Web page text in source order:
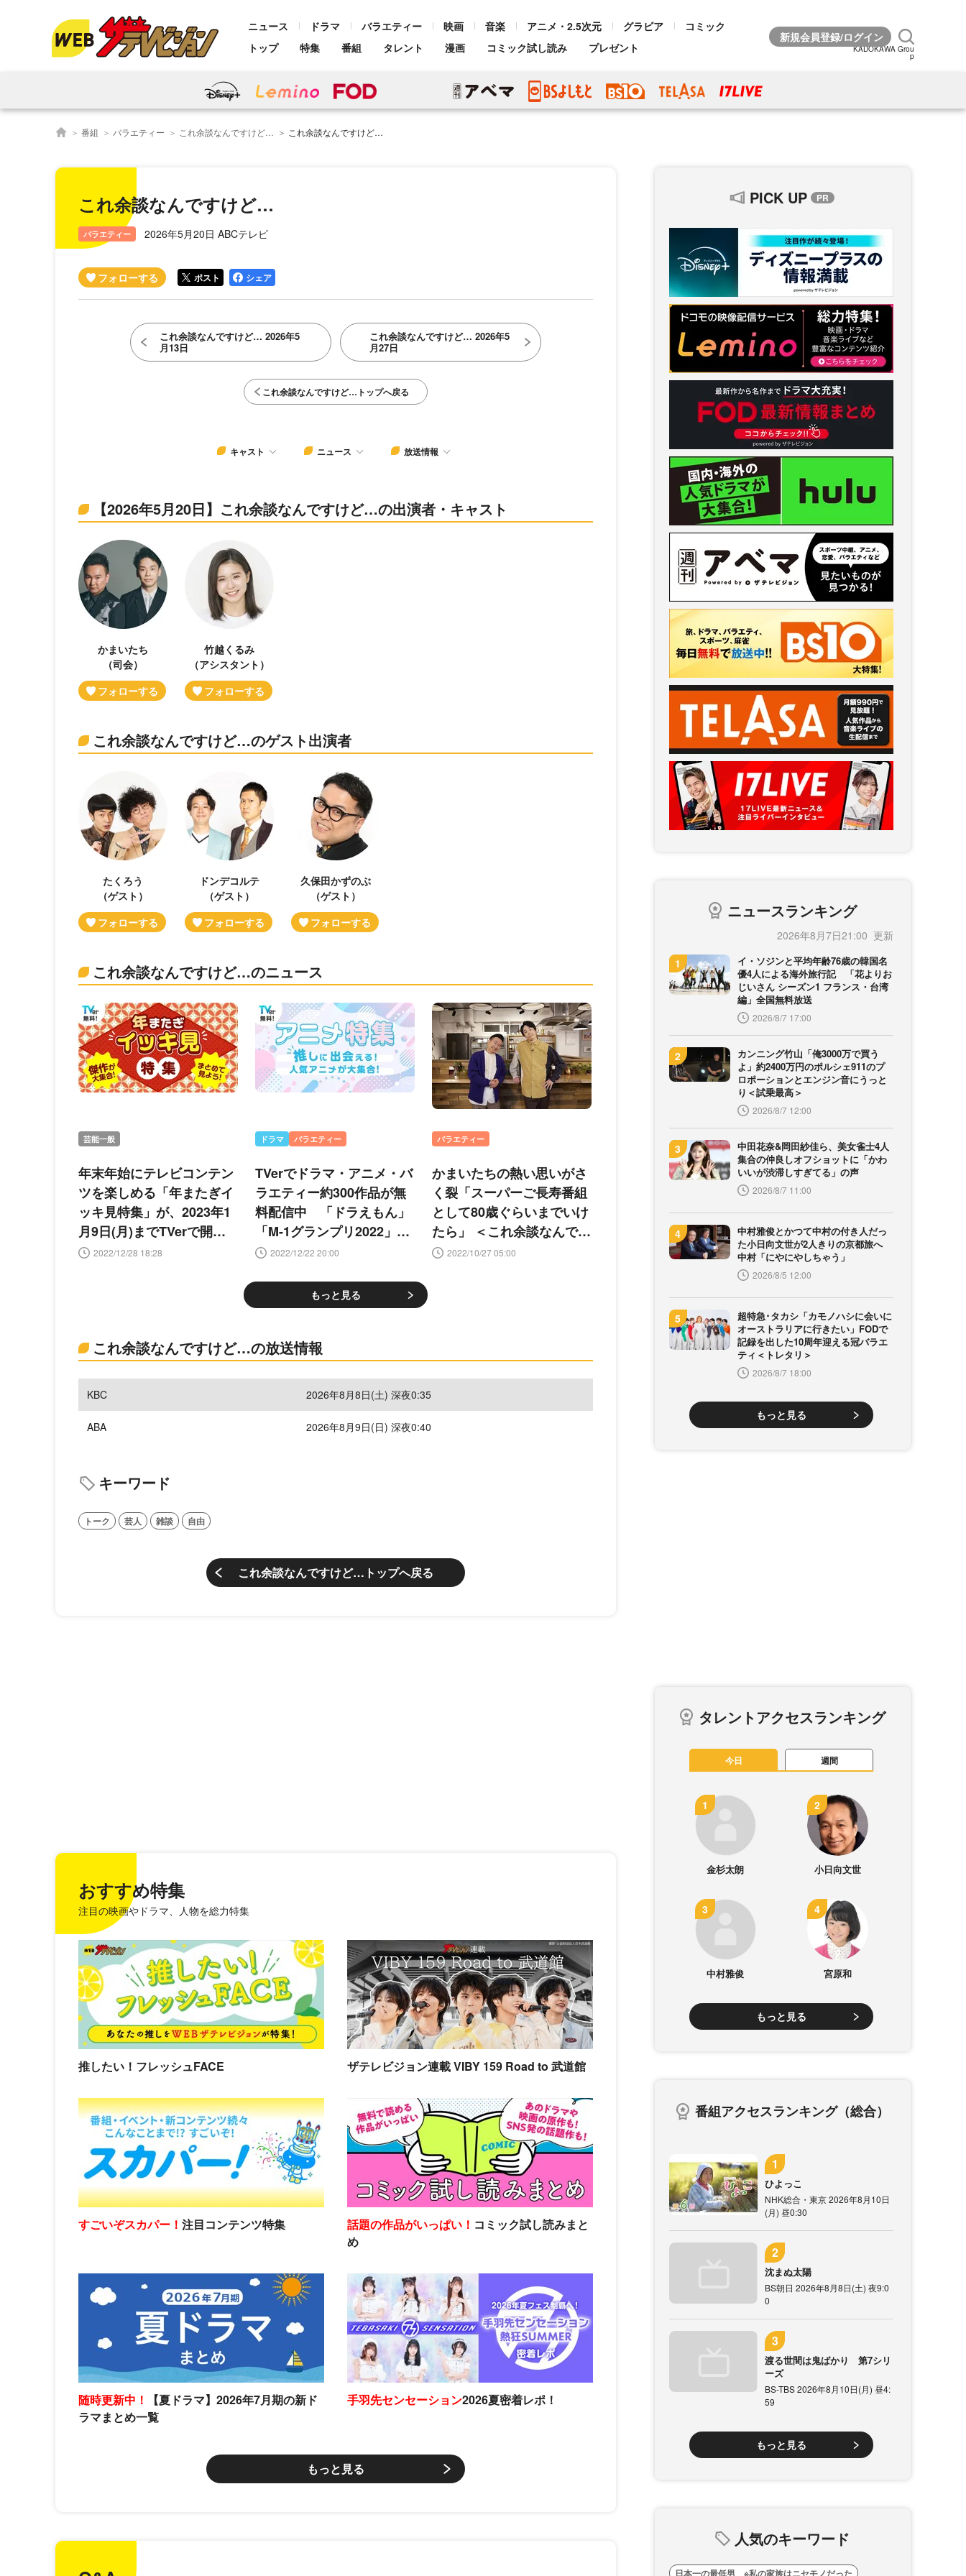
ニュース ドラマ バラエティー 映画 音楽 アニメ・2.5次元 グラビア
コミック
トップ
特集 番組 タレント 漫画 コミック試し読み プレゼント KADOKAWA Grou
p
番組 バラエティー これ余談なんですけど… これ余談なんですけど…
これ余談なんですけど…
バラエティー 2026年5月20日 ABCテレビ
ポスト シェア
これ余談なんですけど… 2026年5
月13日
これ余談なんですけど… 2026年5
月27日
これ余談なんですけど…トップへ戻る
キャスト ニュース 放送情報
【2026年5月20日】これ余談なんですけど…の出演者・キャスト
かまいたち
（司会）
竹越くるみ
（アシスタント）
これ余談なんですけど…のゲスト出演者
たくろう
（ゲスト）
ドンデコルテ
（ゲスト）
久保田かずのぶ
（ゲスト）
これ余談なんですけど…のニュース
芸能一般
年末年始にテレビコンテン
ツを楽しめる「年またぎイ
ッキ見特集」が、2023年1
月9日(月)までTVerで開催
中 2022/12/28 18:28
ドラマ バラエティー
TVerでドラマ・アニメ・バ
ラエティー約300作品が無
料配信中 「ドラえもん」
「M-1グランプリ2022」な
ども2022/12/22 20:00
バラエティー
かまいたちの熱い思いがさ
く裂「スーパーご長寿番組
として80歳ぐらいまでいけ
たら」 ＜これ余談なんです
けど…＞
2022/10/27 05:00
もっと見る
これ余談なんですけど…の放送情報
KBC 2026年8月8日(土) 深夜0:35
ABA 2026年8月9日(日) 深夜0:40
キーワード
トーク 芸人 雑談 自由
これ余談なんですけど…トップへ戻る
おすすめ特集
注目の映画やドラマ、人物を総力特集
推したい！フレッシュFACE ザテレビジョン連載 VIBY 159 Road to 武道館
すごいぞスカパー！ 注目コンテンツ特集 話題の作品がいっぱい！ コミック試し読みまと
め
随時更新中！
【夏ドラマ】2026年7月期の新ド
ラマまとめ一覧
手羽先センセーション2026夏密着レポ！
もっと見る
PICK UP
ニュースランキング
2026年8月7日21:00
イ・ソジンと平均年齢76歳の韓国名
優4人による海外旅行記 「花よりお
じいさん シーズン1 フランス・台湾
編」全国無料放送
2026/8/7 17:00
カンニング竹山「俺3000万で買う
よ」約2400万円のポルシェ911のプ
ロポーションとエンジン音にうっと
り＜試乗最高＞
2026/8/7 12:00
中田花奈&岡田紗佳ら、美女雀士4人
集合の仲良しオフショットに「かわ
いいが渋滞しすぎてる」の声
2026/8/7 11:00
中村雅俊とかつて中村の付き人だっ
た小日向文世が2人きりの京都旅へ
中村「にやにやしちゃう」
2026/8/5 12:00
超特急･タカシ「カモノハシに会いに
オーストラリアに行きたい」FODで
記録を出した10周年迎える冠バラエ
ティ＜トレタリ＞
2026/8/7 18:00
もっと見る
タレントアクセスランキング
今日 週間
金杉太朗 小日向文世
中村雅俊 宮原和
もっと見る
番組アクセスランキング（総合）
ひよっこ
NHK総合・東京 2026年8月10日
(月) 昼0:30
沈まぬ太陽
BS朝日 2026年8月8日(土) 夜9:0
0
渡る世間は鬼ばかり 第7シリ
ーズ
BS-TBS 2026年8月10日(月) 昼4:
59
もっと見る
人気のキーワード
日本一の最低男 ※私の家族はニセモノだった